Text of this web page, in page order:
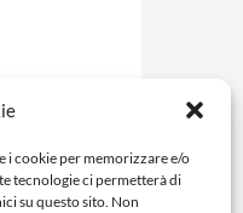
i cookie per memorizzare e/o
tecnologie ci permetterà di
su questo sito. Non